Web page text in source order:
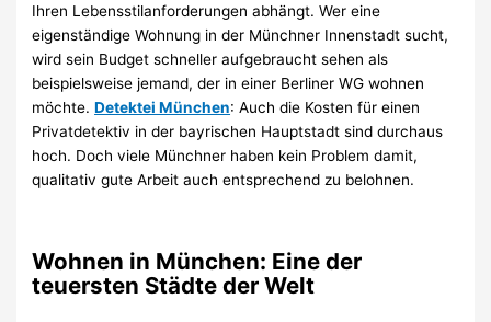
Ihren Lebensstilanforderungen abhängt. Wer eine
eigenständige Wohnung in der Münchner Innenstadt sucht,
wird sein Budget schneller aufgebraucht sehen als
beispielsweise jemand, der in einer Berliner WG wohnen
möchte.Detektei München: Auch die Kosten für einen
Privatdetektiv in der bayrischen Hauptstadt sind durchaus
hoch. Doch viele Münchner haben kein Problem damit,
qualitativ gute Arbeit auch entsprechend zu belohnen.
Wohnen in München: Eine der
teuersten Städte der Welt